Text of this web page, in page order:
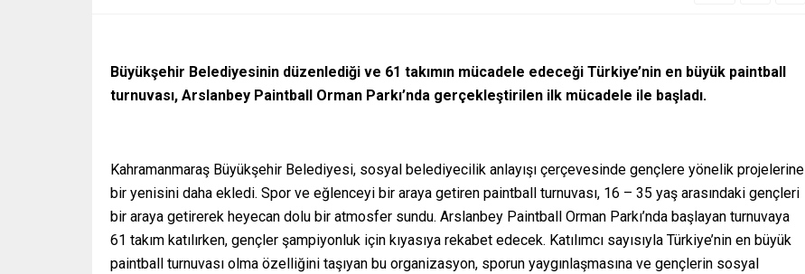
Büyükşehir Belediyesinin düzenlediği ve 61 takımın mücadele edeceği Türkiye’nin en büyük paintball
turnuvası, Arslanbey Paintball Orman Parkı’nda gerçekleştirilen ilk mücadele ile başladı.
Kahramanmaraş Büyükşehir Belediyesi, sosyal belediyecilik anlayışı çerçevesinde gençlere yönelik projelerine
bir yenisini daha ekledi. Spor ve eğlenceyi bir araya getiren paintball turnuvası, 16 – 35 yaş arasındaki gençleri
bir araya getirerek heyecan dolu bir atmosfer sundu. Arslanbey Paintball Orman Parkı’nda başlayan turnuvaya
61 takım katılırken, gençler şampiyonluk için kıyasıya rekabet edecek. Katılımcı sayısıyla Türkiye’nin en büyük
paintball turnuvası olma özelliğini taşıyan bu organizasyon, sporun yaygınlaşmasına ve gençlerin sosyal